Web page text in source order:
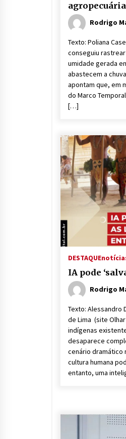
Rodrigo
Texto: Poliana
conseguiu
umidade gerada
abastecem a
apontam que, em
do Marco
[…]
DESTAQUE
IA pode
Rodrigo
Texto: Alessandro
de Lima (site
indígenas
desaparece
cenário dramático
cultura humana
entanto, uma